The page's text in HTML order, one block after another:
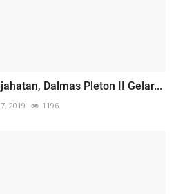
Dalmas Pleton II Gelar...
2019 1196